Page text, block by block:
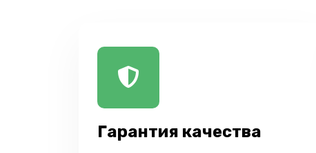
Гарантия качества